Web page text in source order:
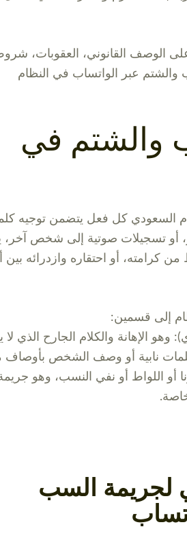
الوصف القانوني، العقوبات،
عبر الواتساب في النظام
والشتم في
السعودي كل فعل يتضمن توجيه
أو تسجيلات صوتية إلى شخص آخر،
كرامته، أو احتقاره وازدرائه بين
إلى قسمين:
وهو الإهانة والكلام الجارح الذي
نابية أو وصف الشخص بأوصاف
أو اللواط أو نفي النسب، وهو
لجريمة السب